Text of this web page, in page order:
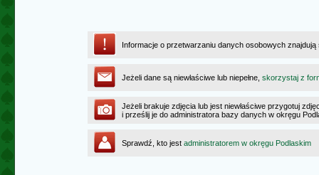
Informacje o przetwarzaniu danych osobowych
Jeżeli dane są niewłaściwe lub niepełne, skorzystaj z
Jeżeli brakuje zdjęcia lub jest niewłaściwe przygotuj
i prześlij je do administratora bazy danych w okręgu
Sprawdź, kto jest administratorem w okręgu Podlaskim